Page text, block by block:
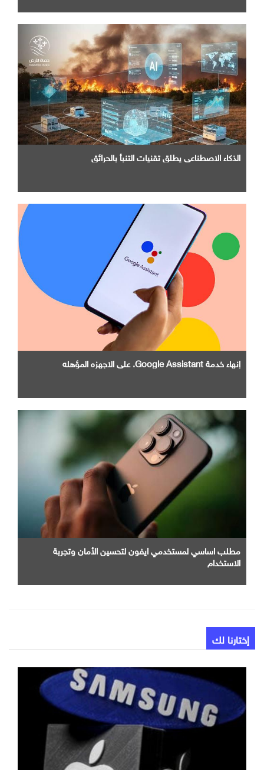
الذكاء الاصطناعي يطلق تقنيات التنبأ بالحرائق
إنهاء خدمة Google Assistant. علي الاجهزه المؤهله
مطلب اساسي لمستخدمي ايفون لتحسين الأمان وتجربة
الاستخدام
إختارنا لك